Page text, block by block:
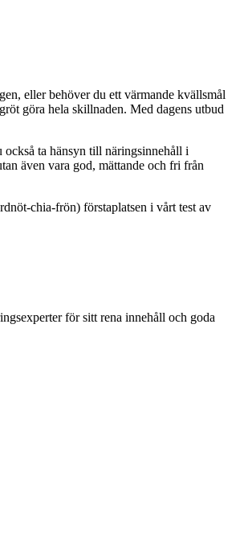
eller behöver du ett värmande kvällsmål
göra hela skillnaden. Med dagens utbud
också ta hänsyn till näringsinnehåll i
även vara god, mättande och fri från
chia-frön) förstaplatsen i vårt test av
för sitt rena innehåll och goda